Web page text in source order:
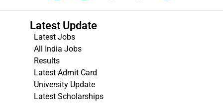
Latest Update
Latest Jobs
All India Jobs
Results
Latest Admit Card
University Update
Latest Scholarships